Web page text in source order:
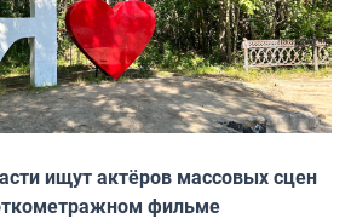
ищут актёров массовых сцен
фильме